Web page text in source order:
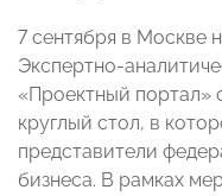
7 сентября в Москве
Экспертно-
«Проектный портал»
круглый стол, в
представители
бизнеса. В рамках